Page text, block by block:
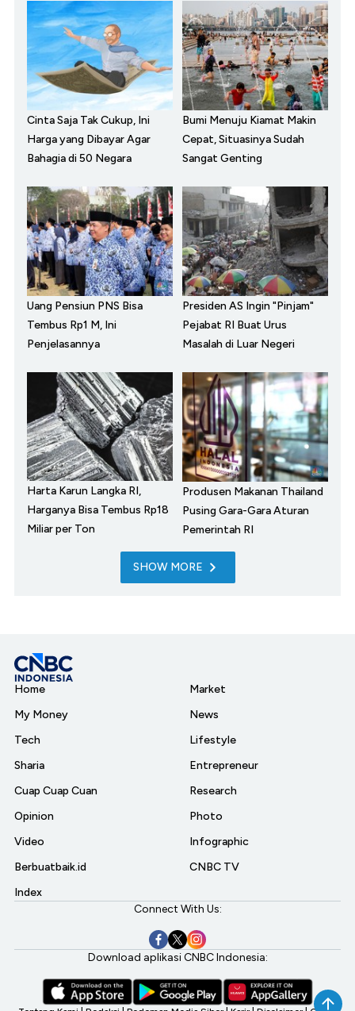
Cinta Saja Tak Cukup, Ini
Harga yang Dibayar Agar
Bahagia di 50 Negara
Bumi Menuju Kiamat Makin
Cepat, Situasinya Sudah
Sangat Genting
Uang Pensiun PNS Bisa
Tembus Rp1 M, Ini
Penjelasannya
Presiden AS Ingin "Pinjam"
Pejabat RI Buat Urus
Masalah di Luar Negeri
Harta Karun Langka RI,
Harganya Bisa Tembus Rp18
Miliar per Ton
Produsen Makanan Thailand
Pusing Gara-Gara Aturan
Pemerintah RI
SHOW MORE
Home
My Money
Tech
Sharia
Cuap Cuap Cuan
Opinion
Video
Berbuatbaik.id
Index
Market
News
Lifestyle
Entrepreneur
Research
Photo
Infographic
CNBC TV
Connect With Us:
Download aplikasi CNBC Indonesia: